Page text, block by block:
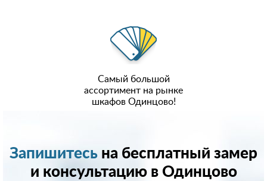
Самый большой
ассортимент на рынке
шкафов Одинцово!
Запишитесь на бесплатный замер
и консультацию в Одинцово